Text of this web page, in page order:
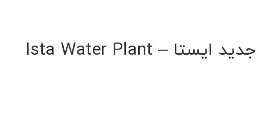
پنس گیاه جدید ایستا – Ista Water Plant